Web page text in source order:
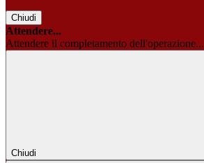
Chiudi
Attendere...
Attendere il completamento dell'operazione...
Chiudi